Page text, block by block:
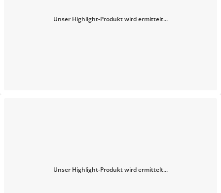
Unser Highlight-Produkt wird ermittelt...
Unser Highlight-Produkt wird ermittelt...